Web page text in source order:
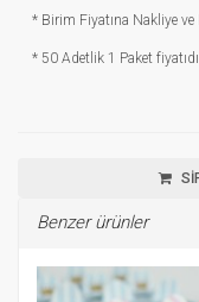
* Birim Fiyatına Nakliye ve
* 50 Adetlik 1 Paket
Benzer ürünler